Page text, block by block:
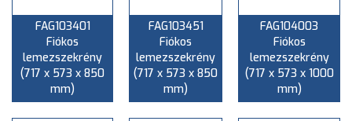
FAG103401
Fiókos
lemezszekrény
(717 x 573 x 850
mm)
FAG103451
Fiókos
lemezszekrény
(717 x 573 x 850
mm)
FAG104003
Fiókos
lemezszekrény
(717 x 573 x 1000
mm)